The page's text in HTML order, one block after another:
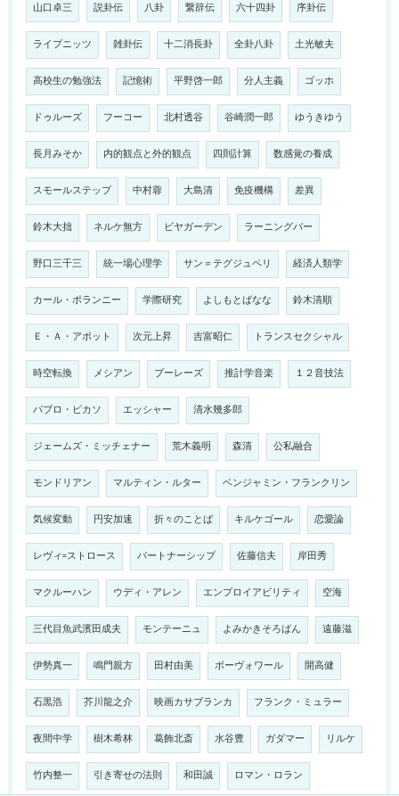
山口卓三 説卦伝 八卦 繋辞伝 六十四卦 序卦伝
ライプニッツ 雑卦伝 十二消長卦 全卦八卦 土光敏夫
高校生の勉強法 記憶術 平野啓一郎 分人主義 ゴッホ
ドゥルーズ フーコー 北村透谷 谷崎潤一郎 ゆうきゆう
長月みそか 内的観点と外的観点 四則計算 数感覚の養成
スモールステップ 中村蓉 大島清 免疫機構 差異
鈴木大拙 ネルケ無方 ビヤガーデン ラーニングバー
野口三千三 統一場心理学 サン＝テグジュペリ 経済人類学
カール・ポランニー 学際研究 よしもとばなな 鈴木清順
Ｅ・Ａ・アボット 次元上昇 吉富昭仁 トランスセクシャル
時空転換 メシアン ブーレーズ 推計学音楽 １２音技法
パブロ・ピカソ エッシャー 清水幾多郎
ジェームズ・ミッチェナー 荒木義明 森清 公私融合
モンドリアン マルティン・ルター ベンジャミン・フランクリン
気候変動 円安加速 折々のことば キルケゴール 恋愛論
レヴィ=ストロース パートナーシップ 佐藤信夫 岸田秀
マクルーハン ウディ・アレン エンプロイアビリティ 空海
三代目魚武濱田成夫 モンテーニュ よみかきそろばん 遠藤滋
伊勢真一 鳴門親方 田村由美 ボーヴォワール 開高健
石黒浩 芥川龍之介 映画カサブランカ フランク・ミュラー
夜間中学 樹木希林 葛飾北斎 水谷豊 ガダマー リルケ
竹内整一 引き寄せの法則 和田誠 ロマン・ロラン